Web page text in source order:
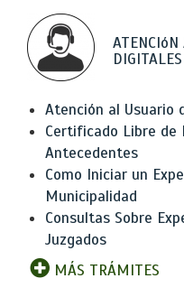
ATENCIóN
DIGITALES
Atención al Usuario
Certificado Libre de
Antecedentes
Como Iniciar un
Municipalidad
Consultas Sobre
Juzgados
MÁS TRÁMITES